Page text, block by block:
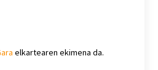
elkartearen ekimena da.